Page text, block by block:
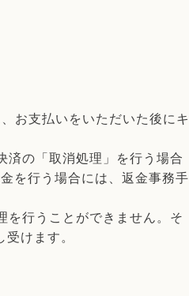
お支払いをいただいた後にキ
済の「取消処理」を行う場合
を行う場合には、返金事務手
を行うことができません。そ
けます。